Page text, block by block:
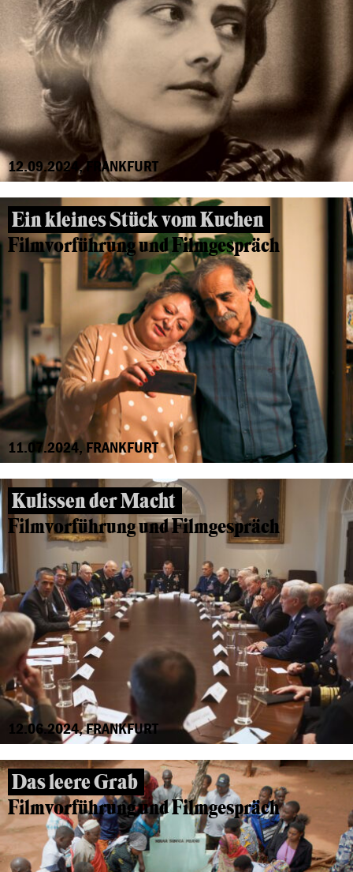
12.09.2024, FRANKFURT
Ein kleines Stück vom Kuchen
Filmvorführung und Filmgespräch
11.07.2024, FRANKFURT
Kulissen der Macht
Filmvorführung und Filmgespräch
12.06.2024, FRANKFURT
Das leere Grab
Filmvorführung und Filmgespräch